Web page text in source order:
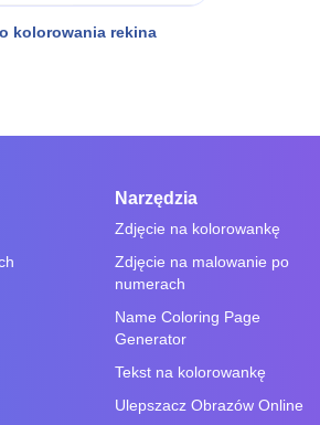
kolorowania rekina
Narzędzia
Zdjęcie na kolorowankę
Zdjęcie na malowanie po
numerach
Name Coloring Page
Generator
Tekst na kolorowankę
Ulepszacz Obrazów Online